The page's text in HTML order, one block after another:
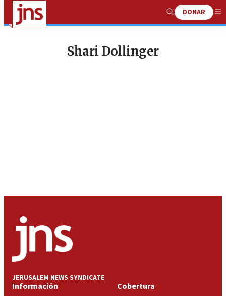
Show
Search
DONAR
Shari Dollinger
JERUSALEM NEWS SYNDICATE
Información Cobertura